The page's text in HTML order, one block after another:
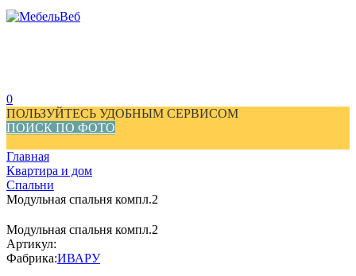
0
ПОЛЬЗУЙТЕСЬ УДОБНЫМ СЕРВИСОМ
ПОИСК ПО ФОТО
Главная
Квартира и дом
Спальни
Модульная спальня компл.2
Модульная спальня компл.2
Артикул:
Фабрика:ИВАРУ